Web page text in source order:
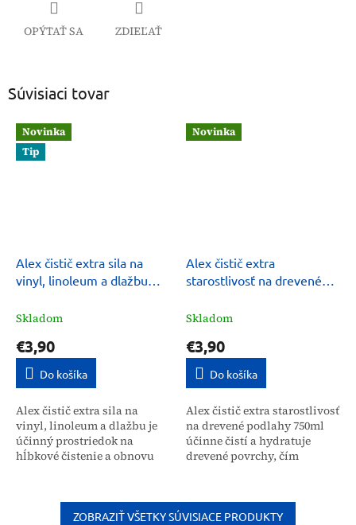
OPÝTAŤ SA ZDIEĽAŤ
Súvisiaci tovar
Novinka
Tip
Alex čistič extra sila na
vinyl, linoleum a dlažbu
Skladom
€3,90
Do košíka
Alex čistič extra sila na
vinyl, linoleum a dlažbu je
účinný prostriedok na
hĺbkové čistenie a obnovu
prírodných mikrovoskov...
Novinka
Alex čistič extra
starostlivosť na drevené
Skladom
€3,90
Do košíka
Alex čistič extra starostlivosť
na drevené podlahy 750ml
účinne čistí a hydratuje
drevené povrchy, čím
Tento prostriedok...
ZOBRAZIŤ VŠETKY SÚVISIACE PRODUKTY